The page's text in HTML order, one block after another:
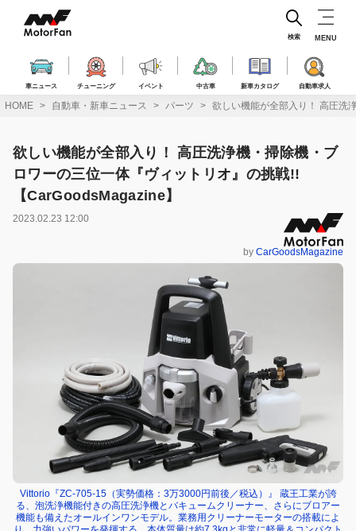
ス
車ニュース チューニング イベント 中古車 新車カタログ 自動車求人
検索 MENU
HOME 自動車・新車ニュース パーツ 欲しい機能が全部入り！ 高圧洗
欲しい機能が全部入り！ 高圧洗浄機・掃除機・ブ
ロワーの三位一体『ヴィットリオ』の挑戦!!
【CarGoodsMagazine】
2023.02.23 12:00
by CarGoodsMagazine
Vittorio『ZC-705-15（実勢価格：3万3000円前後／税込）』 蔵王工業が誇
る、泡洗浄機能付きの高圧洗浄機とバキュームクリーナー、さらにブロアー
機能も備えたオールインワンモデル。業務用クリーナーモーターの搭載によ